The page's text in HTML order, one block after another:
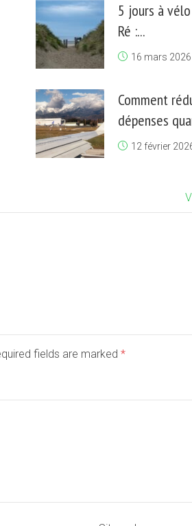
5 jours à
Ré :...
16 mars 2026
Comment
dépenses
12 février
fields are marked *